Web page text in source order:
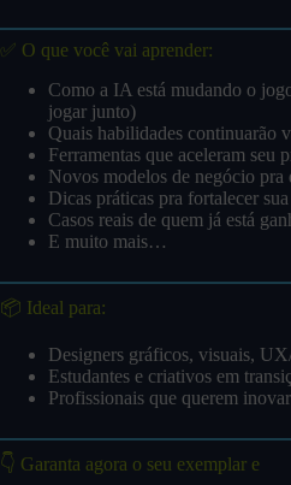
✅ O que você vai aprender:
Como a IA está mudando o
jogar junto)
Quais habilidades continuarão
Ferramentas que aceleram seu
Novos modelos de negócio pra
Dicas práticas pra fortalecer
Casos reais de quem já está
E muito mais…
📦 Ideal para:
Designers gráficos, visuais,
Estudantes e criativos em
Profissionais que querem
👇 Garanta agora o seu exemplar e